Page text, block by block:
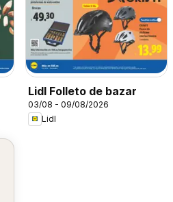
Lidl Folleto de bazar
03/08 - 09/08/2026
Lidl